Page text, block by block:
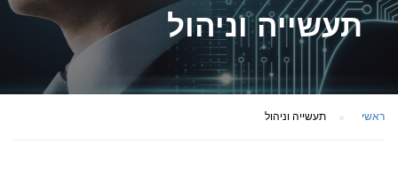
תעשייה וניהול
ראשי תעשייה וניהול